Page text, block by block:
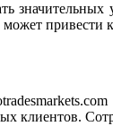
может
клиентов.